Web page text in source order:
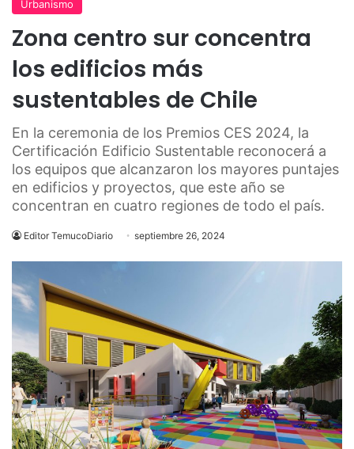
Urbanismo
Zona centro sur concentra
los edificios más
sustentables de Chile
En la ceremonia de los Premios CES 2024, la
Certificación Edificio Sustentable reconocerá a
los equipos que alcanzaron los mayores puntajes
en edificios y proyectos, que este año se
concentran en cuatro regiones de todo el país.
Editor TemucoDiario septiembre 26, 2024